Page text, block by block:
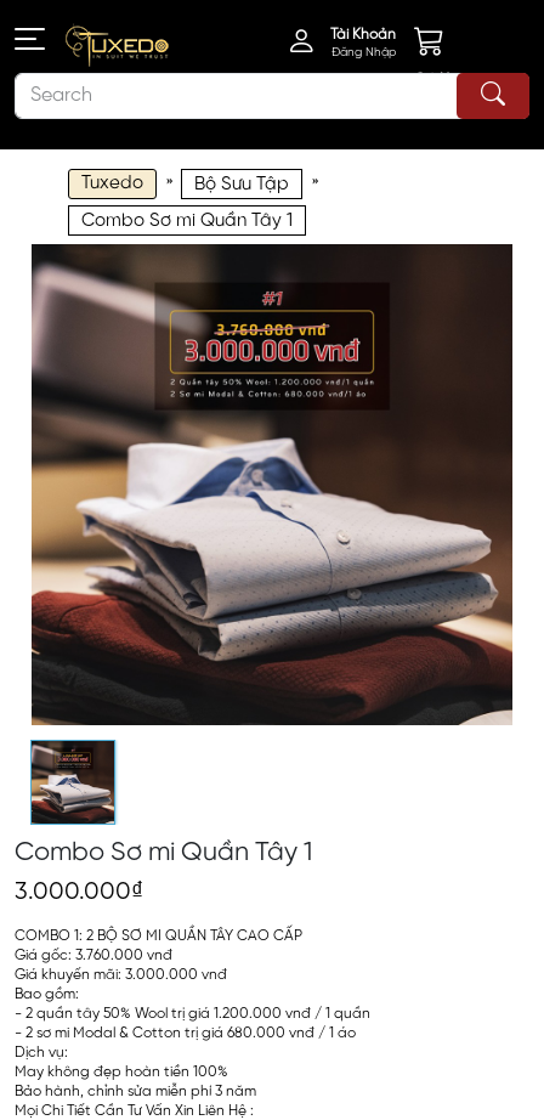
Tài Khoản
Đăng Nhập
Giỏ Hàng
Tuxedo » Bộ Sưu Tập »
Combo Sơ mi Quần Tây 1
Combo Sơ mi Quần Tây 1
3.000.000₫
COMBO 1: 2 BỘ SƠ MI QUẦN TÂY CAO CẤP
Giá gốc: 3.760.000 vnđ
Giá khuyến mãi: 3.000.000 vnđ
Bao gồm:
- 2 quần tây 50% Wool trị giá 1.200.000 vnđ / 1 quần
- 2 sơ mi Modal & Cotton trị giá 680.000 vnđ / 1 áo
Dịch vụ:
May không đẹp hoàn tiền 100%
Bảo hành, chỉnh sửa miễn phí 3 năm
Mọi Chi Tiết Cần Tư Vấn Xin Liên Hệ :